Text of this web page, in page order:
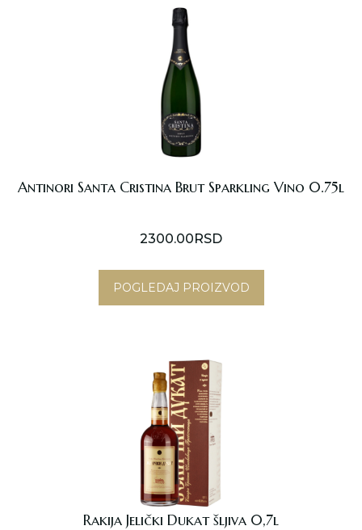
Antinori Santa Cristina Brut Sparkling Vino 0.75l
2300.00RSD
POGLEDAJ PROIZVOD
Rakija Jelički Dukat šljiva 0,7l